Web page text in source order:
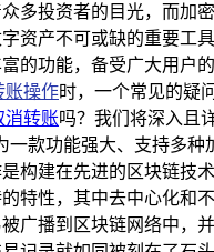
多投资者的目光，而加
资产不可或缺的重要工
的功能，备受广大用户
账操作时，一个常见的疑
消转账吗？我们将深入且
一款功能强大、支持多种
构建在先进的区块链技
特性，其中去中心化和
广播到区块链网络中，